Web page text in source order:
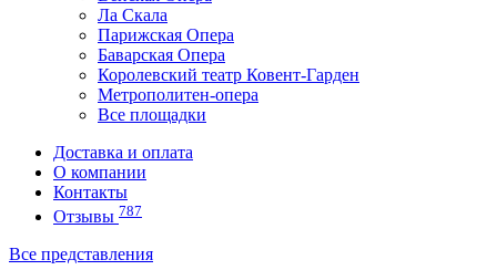
Ла Скала
Парижская Опера
Баварская Опера
Королевский театр Ковент-Гарден
Метрополитен-опера
Все площадки
Доставка и оплата
О компании
Контакты
Отзывы 787
Все представления